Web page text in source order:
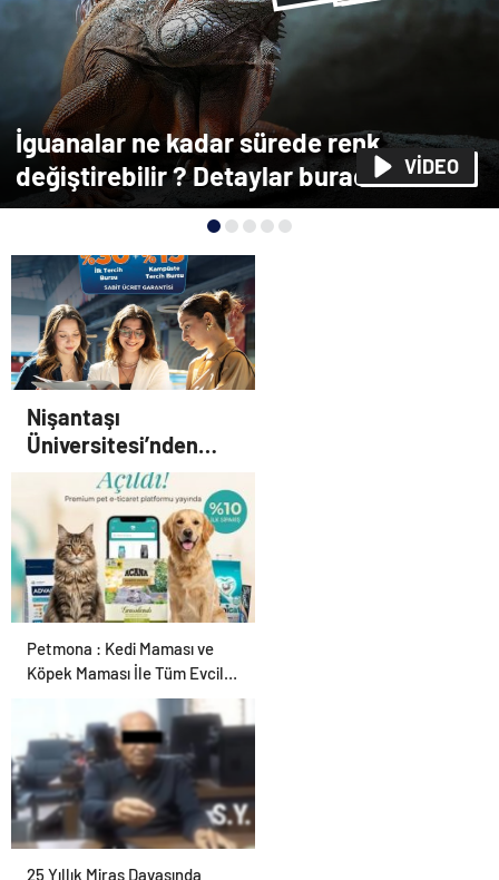
İguanalar ne kadar sürede renk
değiştirebilir ? Detaylar burada…VİDEO
Nişantaşı
Üniversitesi’nden
2026 YKS Adaylarına
Çifte Güvence: Sabit
Ücret ve Kesintisiz
Burs
Petmona : Kedi Maması ve
Köpek Maması İle Tüm Evcil
25 Yıllık Miras Davasında